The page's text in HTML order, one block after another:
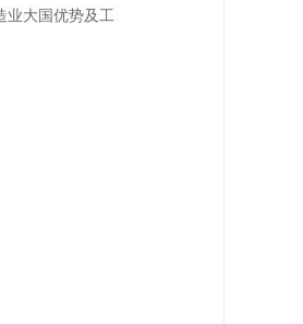
业大国优势及工